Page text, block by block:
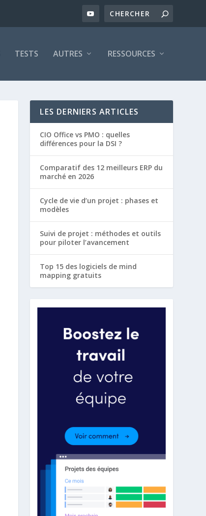
TESTS AUTRES RESSOURCES
LES DERNIERS ARTICLES
CIO Office vs PMO : quelles
différences pour la DSI ?
Comparatif des 12 meilleurs ERP du
marché en 2026
Cycle de vie d’un projet : phases et
modèles
Suivi de projet : méthodes et outils
pour piloter l’avancement
Top 15 des logiciels de mind
mapping gratuits